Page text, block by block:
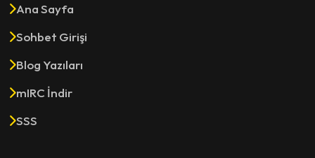
Ana Sayfa
Sohbet Girişi
Blog Yazıları
mIRC İndir
SSS